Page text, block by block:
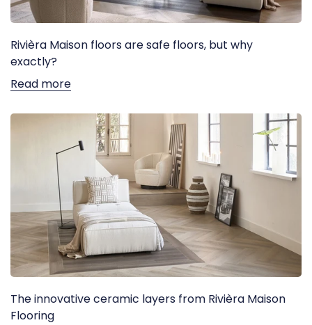
Rivièra Maison floors are safe floors, but why
exactly?
Read more
The innovative ceramic layers from Rivièra Maison
Flooring